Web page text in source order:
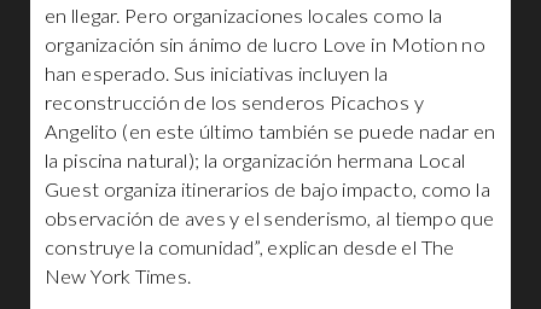
en llegar. Pero organizaciones locales como la
organización sin ánimo de lucro Love in Motion no
han esperado. Sus iniciativas incluyen la
reconstrucción de los senderos Picachos y
Angelito (en este último también se puede nadar en
la piscina natural); la organización hermana Local
Guest organiza itinerarios de bajo impacto, como la
observación de aves y el senderismo, al tiempo que
construye la comunidad”, explican desde el The
New York Times.